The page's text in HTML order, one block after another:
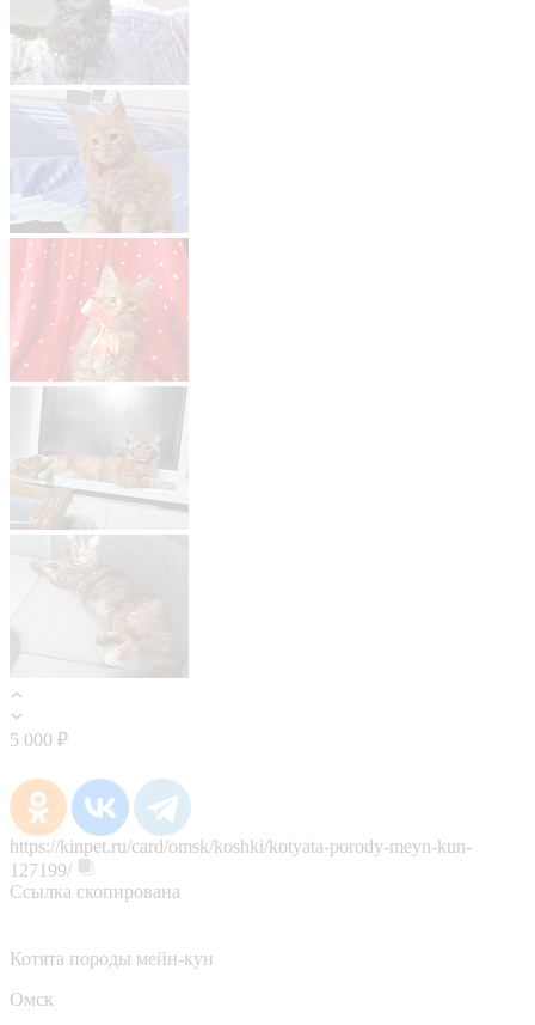
5 000 ₽
https://kinpet.ru/card/omsk/koshki/kotyata-porody-meyn-kun-
127199/
Ссылка скопирована
Котята породы мейн-кун
Омск